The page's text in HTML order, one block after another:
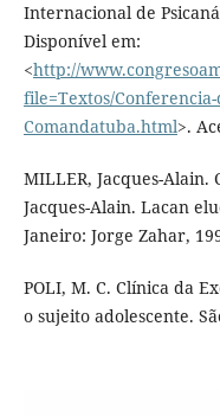
Internacional de
Disponível em:
<http://
file=Textos/
Comandatuba.html>.
MILLER, Jacques-
Jacques-Alain. Lacan
Janeiro: Jorge Zahar,
POLI, M. C. Clínica da
o sujeito adolescente.